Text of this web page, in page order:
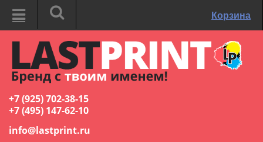
Корзина
+7 (925) 702-38-15
+7 (495) 147-62-10
info@lastprint.ru